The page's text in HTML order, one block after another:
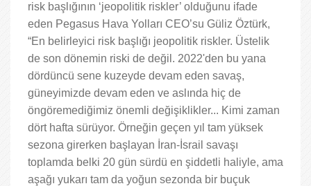
risk başlığının ‘jeopolitik riskler’ olduğunu ifade
eden Pegasus Hava Yolları CEO’su Güliz Öztürk,
“En belirleyici risk başlığı jeopolitik riskler. Üstelik
de son dönemin riski de değil. 2022'den bu yana
dördüncü sene kuzeyde devam eden savaş,
güneyimizde devam eden ve aslında hiç de
öngöremediğimiz önemli değişiklikler... Kimi zaman
dört hafta sürüyor. Örneğin geçen yıl tam yüksek
sezona girerken başlayan İran-İsrail savaşı
toplamda belki 20 gün sürdü en şiddetli haliyle, ama
aşağı yukarı tam da yoğun sezonda bir buçuk